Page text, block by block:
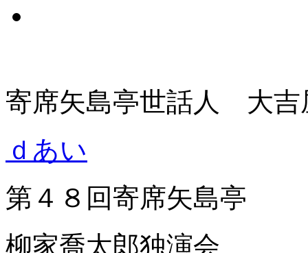
寄席矢島亭世話人 大吉
ｄあい
第４８回寄席矢島亭
柳家喬太郎独演会